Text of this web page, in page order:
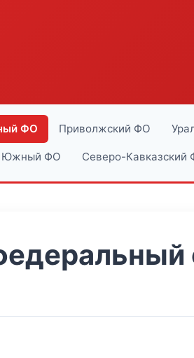
ФО Приволжский ФО
Южный ФО Северо-Кавказский